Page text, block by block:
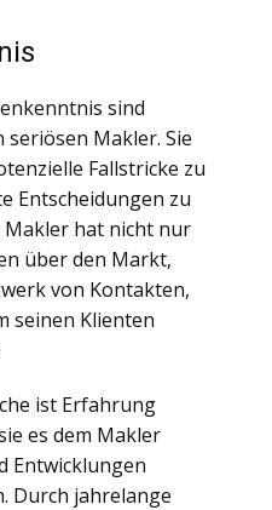
sind
Makler. Sie
Fallstricke zu
Entscheidungen zu
hat nicht nur
über den Markt,
von Kontakten,
seinen Klienten
ist Erfahrung
es dem Makler
Entwicklungen
Durch jahrelange